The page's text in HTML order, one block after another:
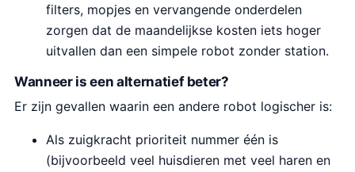
filters, mopjes en vervangende onderdelen
zorgen dat de maandelijkse kosten iets hoger
uitvallen dan een simpele robot zonder station.
Wanneer is een alternatief beter?
Er zijn gevallen waarin een andere robot logischer is:
Als zuigkracht prioriteit nummer één is
(bijvoorbeeld veel huisdieren met veel haren en